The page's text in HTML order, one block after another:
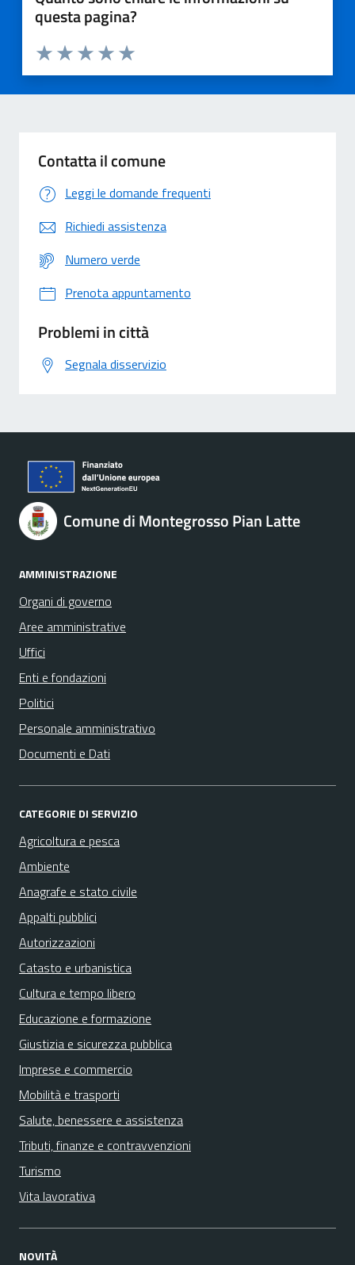
questa pagina?
Valuta 5 stelle su 5
Valuta 4 stelle su 5
Valuta 3 stelle su 5
Valuta 2 stelle su 5
Valuta 1 stelle su 5
Contatta il comune
Leggi le domande frequenti
Richiedi assistenza
Numero verde
Prenota appuntamento
Problemi in città
Segnala disservizio
Comune di Montegrosso Pian Latte
AMMINISTRAZIONE
Organi di governo
Aree amministrative
Uffici
Enti e fondazioni
Politici
Personale amministrativo
Documenti e Dati
CATEGORIE DI SERVIZIO
Agricoltura e pesca
Ambiente
Anagrafe e stato civile
Appalti pubblici
Autorizzazioni
Catasto e urbanistica
Cultura e tempo libero
Educazione e formazione
Giustizia e sicurezza pubblica
Imprese e commercio
Mobilità e trasporti
Salute, benessere e assistenza
Tributi, finanze e contravvenzioni
Turismo
Vita lavorativa
NOVITÀ